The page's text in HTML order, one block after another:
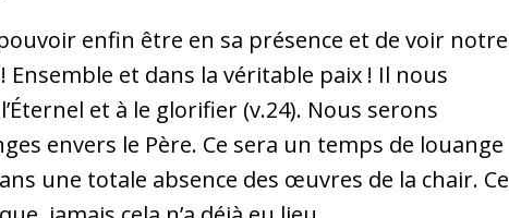
enfin être en sa présence et de voir notre
Ensemble et dans la véritable paix ! Il nous
et à le glorifier (v.24). Nous serons
envers le Père. Ce sera un temps de louange
une totale absence des œuvres de la chair. Ce